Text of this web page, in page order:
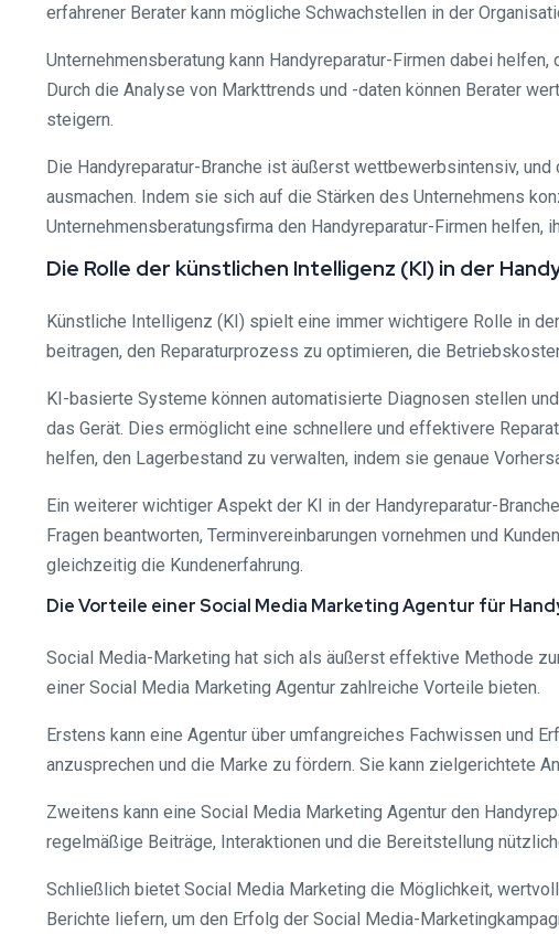
erfahrener Berater kann mögliche Schwachstellen in der
Unternehmensberatung kann Handyreparatur-Firmen dabei
Durch die Analyse von Markttrends und -daten können Berater
steigern.
Die Handyreparatur-Branche ist äußerst wettbewerbsintensiv,
ausmachen. Indem sie sich auf die Stärken des Unternehmens
Unternehmensberatungsfirma den Handyreparatur-Firmen
Die Rolle der künstlichen Intelligenz (KI) in der
Künstliche Intelligenz (KI) spielt eine immer wichtigere Rolle in
beitragen, den Reparaturprozess zu optimieren, die
KI-basierte Systeme können automatisierte Diagnosen stellen
das Gerät. Dies ermöglicht eine schnellere und effektivere
helfen, den Lagerbestand zu verwalten, indem sie genaue
Ein weiterer wichtiger Aspekt der KI in der Handyreparatur-
Fragen beantworten, Terminvereinbarungen vornehmen und
gleichzeitig die Kundenerfahrung.
Die Vorteile einer Social Media Marketing Agentur für
Social Media-Marketing hat sich als äußerst effektive Methode
einer Social Media Marketing Agentur zahlreiche Vorteile bieten.
Erstens kann eine Agentur über umfangreiches Fachwissen und
anzusprechen und die Marke zu fördern. Sie kann zielgerichtete
Zweitens kann eine Social Media Marketing Agentur den
regelmäßige Beiträge, Interaktionen und die Bereitstellung
Schließlich bietet Social Media Marketing die Möglichkeit,
Berichte liefern, um den Erfolg der Social Media-